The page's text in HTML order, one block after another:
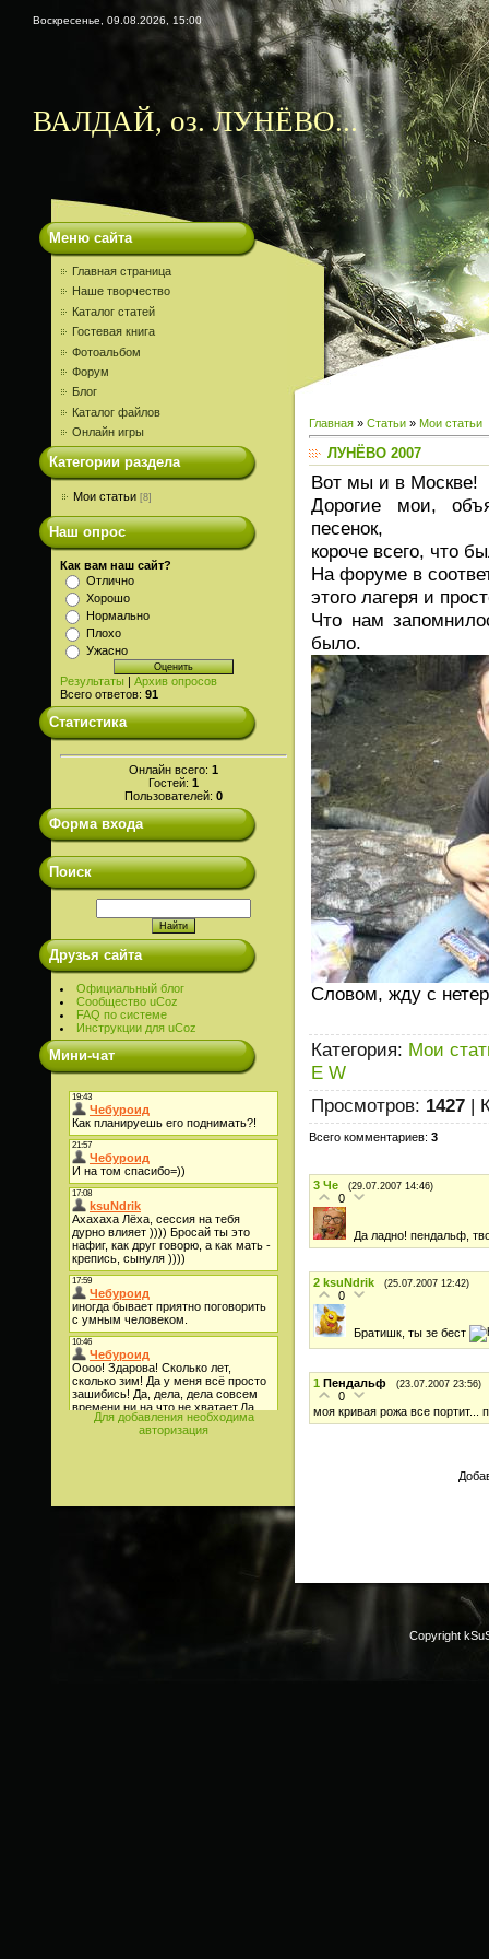
Воскресенье, 09.08.2026, 15:00
ВАЛДАЙ, оз. ЛУНЁВО...
Меню сайта
Главная страница
Наше творчество
Каталог статей
Гостевая книга
Фотоальбом
Форум
Блог
Каталог файлов
Онлайн игры
Категории раздела
Мои статьи [8]
Наш опрос
Как вам наш сайт?
Отлично
Хорошо
Нормально
Плохо
Ужасно
Результаты | Архив опросов
Всего ответов: 91
Статистика
Онлайн всего: 1
Гостей: 1
Пользователей: 0
Форма входа
Поиск
Друзья сайта
Официальный блог
Сообщество uCoz
FAQ по системе
Инструкции для uCoz
Мини-чат
Для добавления необходима
авторизация
Главная » Статьи » Мои статьи
ЛУНЁВО 2007
Вот мы и в Москве!
Дорогие мои,
песенок,
короче всего, что
На форуме в
этого лагеря и
Что нам
было.
Словом, жду с
Категория: Мои
E W
Просмотров: 1427 |
Всего комментариев: 3
3 Че (29.07.2007 14:46)
0
Да ладно! пендальф,
2 ksuNdrik (25.07.2007 12:42)
0
Братишк, ты зе бест
1 Пендальф (23.07.2007 23:56)
0
моя кривая рожа все портит...
Copyright